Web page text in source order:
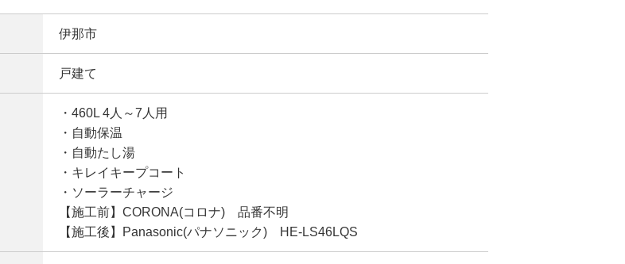
伊那市
戸建て
・460L 4人～7人用
・自動保温
・自動たし湯
・キレイキープコート
・ソーラーチャージ
【施工前】CORONA(コロナ) 品番不明
【施工後】Panasonic(パナソニック) HE-LS46LQS